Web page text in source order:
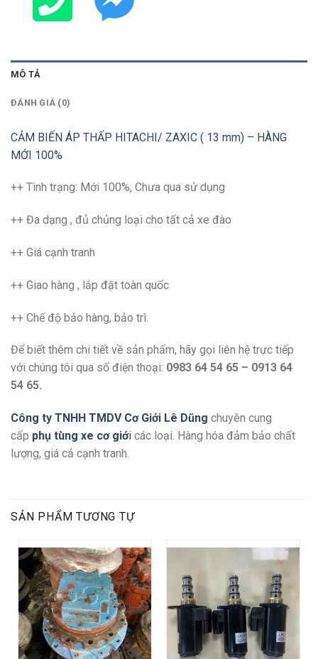
MÔ TẢ
ĐÁNH GIÁ (0)
CẢM BIẾN ÁP THẤP HITACHI/ ZAXIC ( 13 mm) – HÀNG
MỚI 100%
++ Tình trạng: Mới 100%, Chưa qua sử dụng
++ Đa dạng , đủ chủng loại cho tất cả xe đào
++ Giá cạnh tranh
++ Giao hàng , lắp đặt toàn quốc
++ Chế độ bảo hàng, bảo trì.
Để biết thêm chi tiết về sản phẩm, hãy gọi liên hệ trực tiếp
với chúng tôi qua số điện thoại: 0983 64 54 65 – 0913 64
54 65.
Công ty TNHH TMDV Cơ Giới Lê Dũng chuyên cung
cấp phụ tùng xe cơ giới các loại. Hàng hóa đảm bảo chất
lượng, giá cả cạnh tranh.
SẢN PHẨM TƯƠNG TỰ